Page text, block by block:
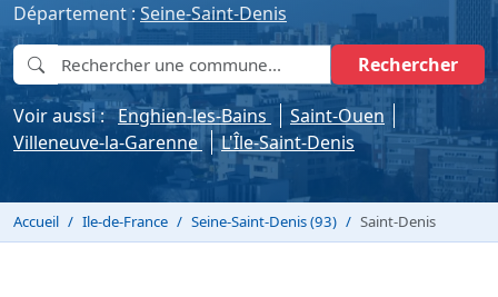
Département : Seine-Saint-Denis
Rechercher
Voir aussi :Enghien-les-Bains
Saint-Ouen
Villeneuve-la-Garenne
L'Île-Saint-Denis
Accueil Ile-de-France Seine-Saint-Denis (93) Saint-Denis